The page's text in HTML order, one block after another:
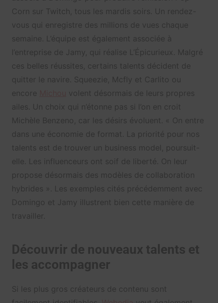
Corn sur Twitch, tous les mardis soirs. Un rendez-
vous qui enregistre des millions de vues chaque
semaine. L’équipe est également associée à
l’entreprise de Jamy, qui réalise L’Épicurieux. Malgré
ces belles réussites, certains talents décident de
quitter le navire. Squeezie, Mcfly et Carlito ou
encore
volent désormais de leurs propres
ailes. Un choix qui n’étonne pas si l’on en croit
Michèle Benzeno, car les désirs évoluent. « On entre
dans une économie de format. La priorité pour nos
talents est de trouver un business model, poursuit-
elle. Les influenceurs ont soif de liberté. On leur
propose désormais des modèles de collaboration
hybrides ». Les exemples cités précédemment avec
Domingo et Jamy illustrent bien cette manière de
travailler.
Découvrir de nouveaux talents et
les accompagner
Si les plus gros créateurs de contenu sont